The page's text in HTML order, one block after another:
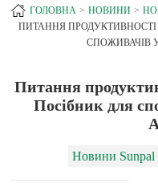
ГОЛОВНА НОВИНИ
ПИТАННЯ
СПОЖИВАЧІВ
Питання
Посібник для
Новини Sunpal